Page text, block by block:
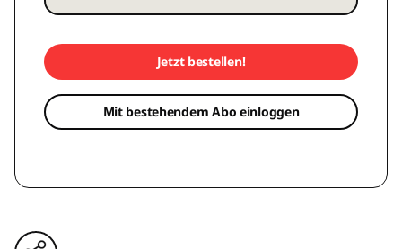
Jetzt bestellen!
Mit bestehendem Abo einloggen